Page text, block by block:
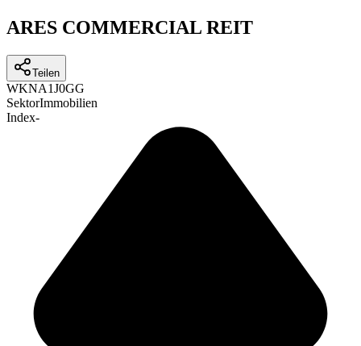
ARES COMMERCIAL REIT
Teilen
WKNA1J0GG
SektorImmobilien
Index-